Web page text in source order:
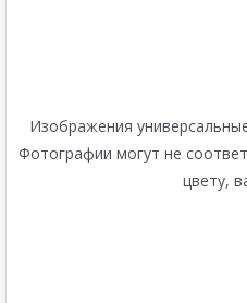
Изображения
Фотографии могут не
цвету,